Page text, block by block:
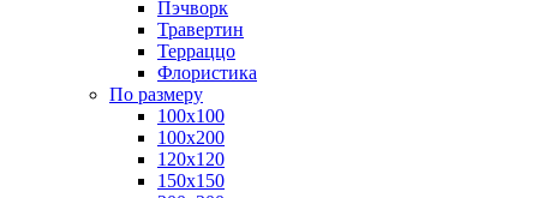
Пэчворк
Травертин
Терраццо
Флористика
По размеру
100х100
100х200
120х120
150х150